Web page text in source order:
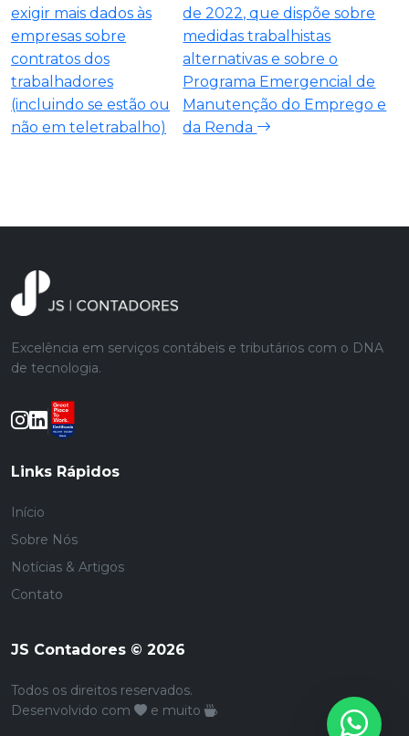
exigir mais dados às
empresas sobre
contratos dos
trabalhadores
(incluindo se estão ou
não em teletrabalho)
de 2022, que dispõe sobre
medidas trabalhistas
alternativas e sobre o
Programa Emergencial de
Manutenção do Emprego e
da Renda
Excelência em serviços contábeis e tributários com o DNA
de tecnologia.
Links Rápidos
Início
Sobre Nós
Notícias & Artigos
Contato
JS Contadores © 2026
Todos os direitos reservados.
Desenvolvido com
e muito